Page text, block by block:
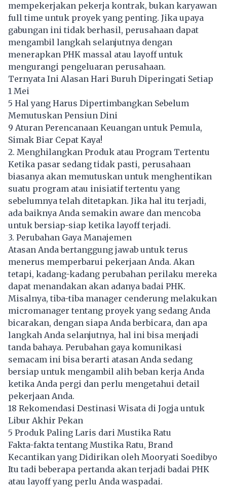
mempekerjakan pekerja kontrak, bukan karyawan
full time untuk proyek yang penting. Jika upaya
gabungan ini tidak berhasil, perusahaan dapat
mengambil langkah selanjutnya dengan
menerapkan PHK massal atau layoff untuk
mengurangi pengeluaran perusahaan.
Ternyata Ini Alasan Hari Buruh Diperingati Setiap
1 Mei
5 Hal yang Harus Dipertimbangkan Sebelum
Memutuskan Pensiun Dini
9 Aturan Perencanaan Keuangan untuk Pemula,
Simak Biar Cepat Kaya!
2. Menghilangkan Produk atau Program Tertentu
Ketika pasar sedang tidak pasti, perusahaan
biasanya akan memutuskan untuk menghentikan
suatu program atau inisiatif tertentu yang
sebelumnya telah ditetapkan. Jika hal itu terjadi,
ada baiknya Anda semakin aware dan mencoba
untuk bersiap-siap ketika layoff terjadi.
3. Perubahan Gaya Manajemen
Atasan Anda bertanggung jawab untuk terus
menerus memperbarui pekerjaan Anda. Akan
tetapi, kadang-kadang perubahan perilaku mereka
dapat menandakan akan adanya badai PHK.
Misalnya, tiba-tiba manager cenderung melakukan
micromanager tentang proyek yang sedang Anda
bicarakan, dengan siapa Anda berbicara, dan apa
langkah Anda selanjutnya, hal ini bisa menjadi
tanda bahaya. Perubahan gaya komunikasi
semacam ini bisa berarti atasan Anda sedang
bersiap untuk mengambil alih beban kerja Anda
ketika Anda pergi dan perlu mengetahui detail
pekerjaan Anda.
18 Rekomendasi Destinasi Wisata di Jogja untuk
Libur Akhir Pekan
5 Produk Paling Laris dari Mustika Ratu
Fakta-fakta tentang Mustika Ratu, Brand
Kecantikan yang Didirikan oleh Mooryati Soedibyo
Itu tadi beberapa pertanda akan terjadi badai PHK
atau layoff yang perlu Anda waspadai.